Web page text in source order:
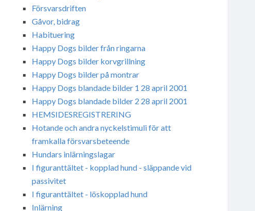
Försvarsdriften
Gåvor, bidrag
Habituering
Happy Dogs bilder från ringarna
Happy Dogs bilder korvgrillning
Happy Dogs bilder på montrar
Happy Dogs blandade bilder 1 28 april 2001
Happy Dogs blandade bilder 2 28 april 2001
HEMSIDESREGISTRERING
Hotande och andra nyckelstimuli för att
framkalla försvarsbeteende
Hundars inlärningslagar
I figuranttältet - kopplad hund - släppande vid
passivitet
I figuranttältet - löskopplad hund
Inlärning